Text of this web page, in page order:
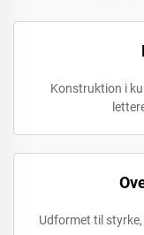
Konstruktion i
Udformet til